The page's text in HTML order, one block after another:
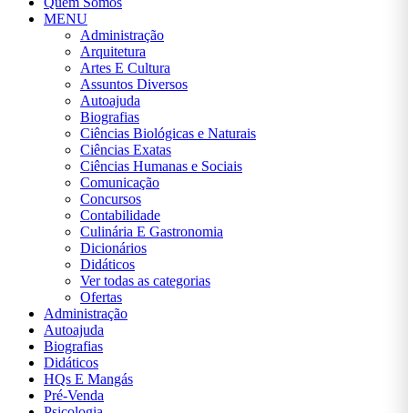
CULTURA
PSICOLOGIA
RELIGIÃO
RELIGIÃO
RELIGIÃO|
|PRÉ-
VENDA
SAÚDE
FITNESS
MENU
Administração
Arquitetura
Artes E Cultura
Assuntos Diversos
Autoajuda
Biografias
Ciências Biológicas e Naturais
Ciências Exatas
Ciências Humanas e Sociais
Comunicação
Concursos
Contabilidade
Culinária E Gastronomia
Dicionários
Didáticos
Ver todas as categorias
Ofertas
Administração
Autoajuda
Biografias
Didáticos
HQs E Mangás
Pré-Venda